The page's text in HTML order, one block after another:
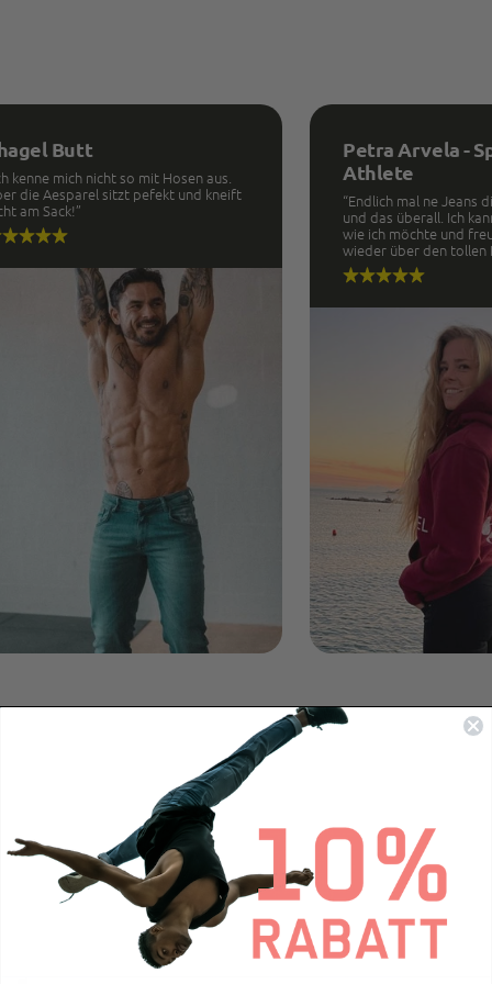
Butt
kenne mich nicht so mit Hosen aus.
die Aesparel sitzt pefekt und kneift
am Sack!”
Petra Arvela -
Athlete
“Endlich mal ne Jeans
und das überall. Ich
wie ich möchte und
wieder über den tollen